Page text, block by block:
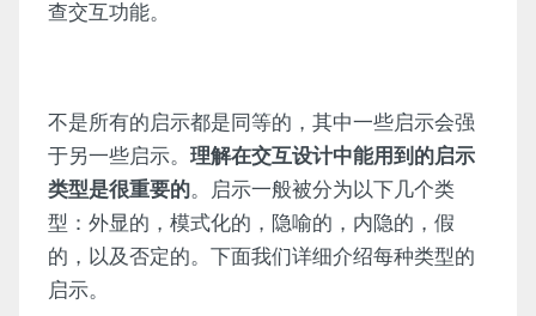
查交互功能。
不是所有的启示都是同等的，其中一些启示会强
于另一些启示。 理解在交互设计中能用到的启示
类型是很重要的。启示一般被分为以下几个类
型：外显的，模式化的，隐喻的，内隐的，假
的，以及否定的。下面我们详细介绍每种类型的
启示。